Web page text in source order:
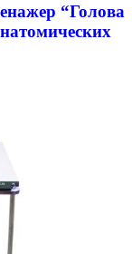
“Голова